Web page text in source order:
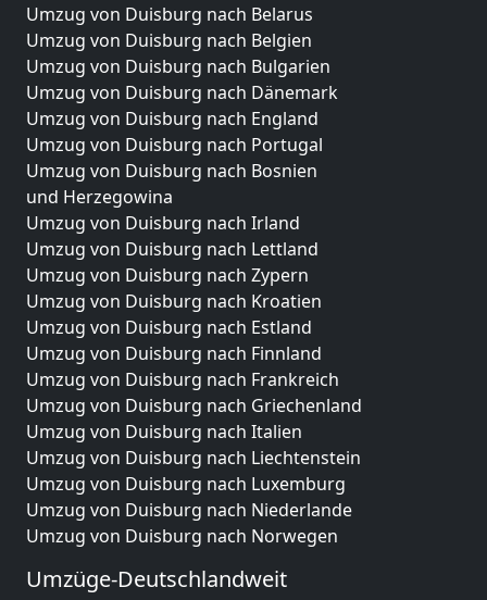
Umzug von Duisburg nach Belarus
Umzug von Duisburg nach Belgien
Umzug von Duisburg nach Bulgarien
Umzug von Duisburg nach Dänemark
Umzug von Duisburg nach England
Umzug von Duisburg nach Portugal
Umzug von Duisburg nach Bosnien
und Herzegowina
Umzug von Duisburg nach Irland
Umzug von Duisburg nach Lettland
Umzug von Duisburg nach Zypern
Umzug von Duisburg nach Kroatien
Umzug von Duisburg nach Estland
Umzug von Duisburg nach Finnland
Umzug von Duisburg nach Frankreich
Umzug von Duisburg nach Griechenland
Umzug von Duisburg nach Italien
Umzug von Duisburg nach Liechtenstein
Umzug von Duisburg nach Luxemburg
Umzug von Duisburg nach Niederlande
Umzug von Duisburg nach Norwegen
Umzüge-Deutschlandweit